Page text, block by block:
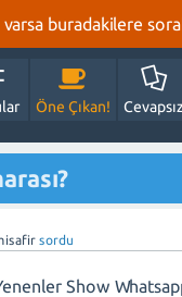
buradakilere
Öne Çıkan! Cevapsız
sordu
Show